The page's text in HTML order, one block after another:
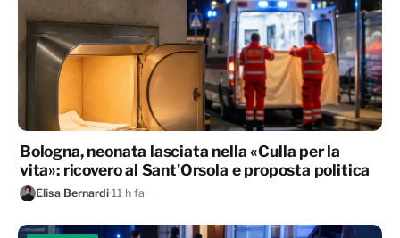
Bologna, neonata lasciata nella «Culla per la
vita»: ricovero al Sant'Orsola e proposta politica
Elisa Bernardi·11 h fa